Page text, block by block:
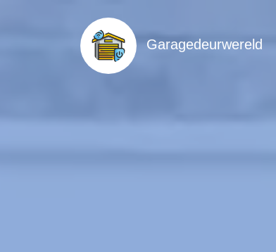
Garagedeurwereld